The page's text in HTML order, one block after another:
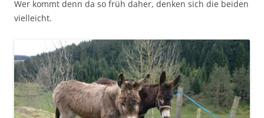
Wer kommt denn da so früh daher, denken sich die beiden
vielleicht.